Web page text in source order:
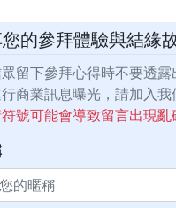
的參拜體驗與結緣
留下參拜心得時不要透
商業訊息曝光，請加入我
號可能會導致留言出現亂